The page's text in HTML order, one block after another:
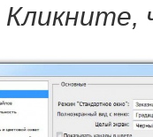
Кликните,